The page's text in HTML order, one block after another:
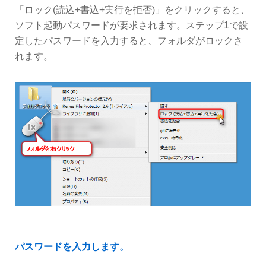
「ロック(読込+書込+実行を拒否)」をクリックすると、
ソフト起動パスワードが要求されます。ステップ1で設
定したパスワードを入力すると、フォルダがロックさ
れます。
パスワードを入力します。